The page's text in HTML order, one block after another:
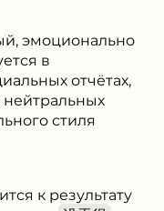
эмоционально
в
отчётах,
нейтральных
стиля
к результату